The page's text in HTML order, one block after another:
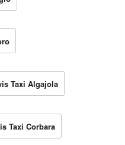
Taxi Algajola
Taxi Corbara